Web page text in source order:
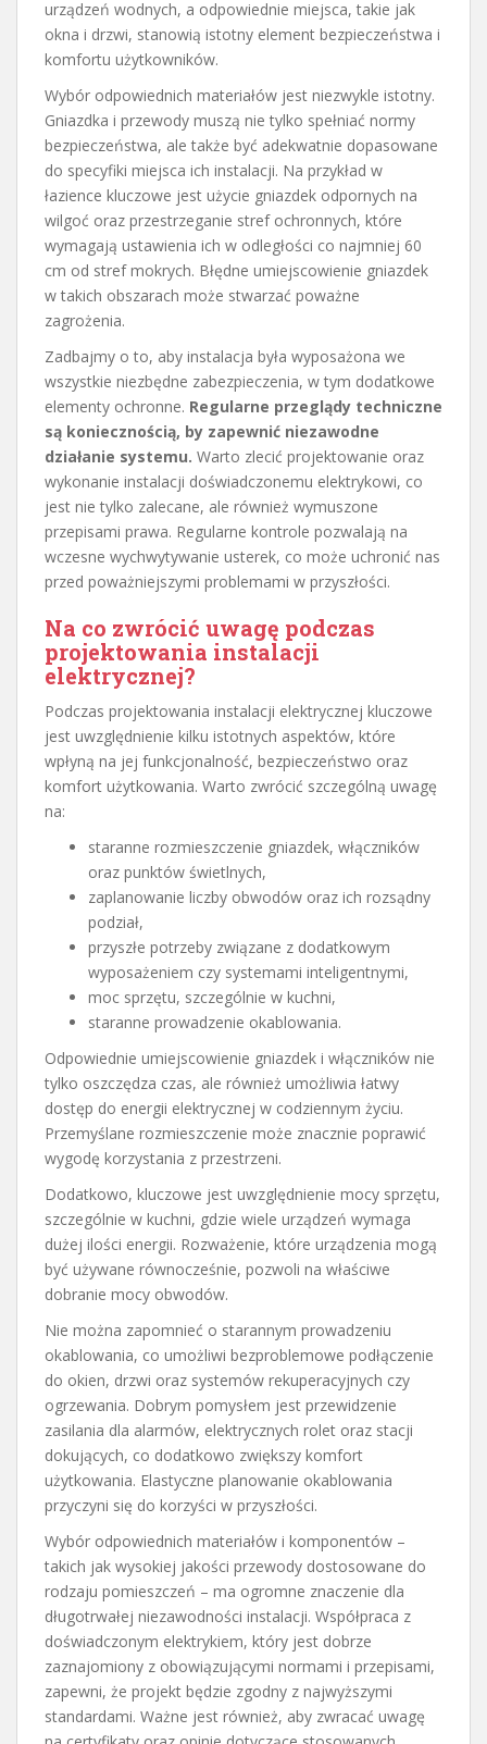
urządzeń wodnych, a odpowiednie miejsca, takie jak
okna i drzwi, stanowią istotny element bezpieczeństwa i
komfortu użytkowników.
Wybór odpowiednich materiałów jest niezwykle istotny.
Gniazdka i przewody muszą nie tylko spełniać normy
bezpieczeństwa, ale także być adekwatnie dopasowane
do specyfiki miejsca ich instalacji. Na przykład w
łazience kluczowe jest użycie gniazdek odpornych na
wilgoć oraz przestrzeganie stref ochronnych, które
wymagają ustawienia ich w odległości co najmniej 60
cm od stref mokrych. Błędne umiejscowienie gniazdek
w takich obszarach może stwarzać poważne
zagrożenia.
Zadbajmy o to, aby instalacja była wyposażona we
wszystkie niezbędne zabezpieczenia, w tym dodatkowe
elementy ochronne. Regularne przeglądy techniczne
są koniecznością, by zapewnić niezawodne
działanie systemu. Warto zlecić projektowanie oraz
wykonanie instalacji doświadczonemu elektrykowi, co
jest nie tylko zalecane, ale również wymuszone
przepisami prawa. Regularne kontrole pozwalają na
wczesne wychwytywanie usterek, co może uchronić nas
przed poważniejszymi problemami w przyszłości.
Na co zwrócić uwagę podczas
projektowania instalacji
elektrycznej?
Podczas projektowania instalacji elektrycznej kluczowe
jest uwzględnienie kilku istotnych aspektów, które
wpłyną na jej funkcjonalność, bezpieczeństwo oraz
komfort użytkowania. Warto zwrócić szczególną uwagę
na:
staranne rozmieszczenie gniazdek, włączników
oraz punktów świetlnych,
zaplanowanie liczby obwodów oraz ich rozsądny
podział,
przyszłe potrzeby związane z dodatkowym
wyposażeniem czy systemami inteligentnymi,
moc sprzętu, szczególnie w kuchni,
staranne prowadzenie okablowania.
Odpowiednie umiejscowienie gniazdek i włączników nie
tylko oszczędza czas, ale również umożliwia łatwy
dostęp do energii elektrycznej w codziennym życiu.
Przemyślane rozmieszczenie może znacznie poprawić
wygodę korzystania z przestrzeni.
Dodatkowo, kluczowe jest uwzględnienie mocy sprzętu,
szczególnie w kuchni, gdzie wiele urządzeń wymaga
dużej ilości energii. Rozważenie, które urządzenia mogą
być używane równocześnie, pozwoli na właściwe
dobranie mocy obwodów.
Nie można zapomnieć o starannym prowadzeniu
okablowania, co umożliwi bezproblemowe podłączenie
do okien, drzwi oraz systemów rekuperacyjnych czy
ogrzewania. Dobrym pomysłem jest przewidzenie
zasilania dla alarmów, elektrycznych rolet oraz stacji
dokujących, co dodatkowo zwiększy komfort
użytkowania. Elastyczne planowanie okablowania
przyczyni się do korzyści w przyszłości.
Wybór odpowiednich materiałów i komponentów –
takich jak wysokiej jakości przewody dostosowane do
rodzaju pomieszczeń – ma ogromne znaczenie dla
długotrwałej niezawodności instalacji. Współpraca z
doświadczonym elektrykiem, który jest dobrze
zaznajomiony z obowiązującymi normami i przepisami,
zapewni, że projekt będzie zgodny z najwyższymi
standardami. Ważne jest również, aby zwracać uwagę